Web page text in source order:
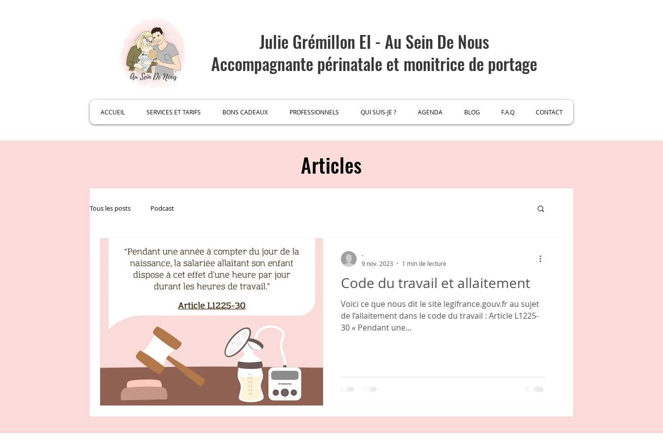
Julie Grémillon EI - Au Sein De Nous
Accompagnantepérinatale etmonitrice de portage
ACCUEIL SERVICES ET TARIFS BONS CADEAUX PROFESSIONNELS QUI SUIS-JE ? AGENDA BLOG F.A.Q CONTACT
Articles
Tous les posts Podcast
Code du travail et allaitement
Voici ce que nous dit le site legifrance.gouv.fr au sujet
de l’allaitement dans le code du travail : Article L1225-
30 « Pendant une...
-
9 nov. 2023
1 min de lecture